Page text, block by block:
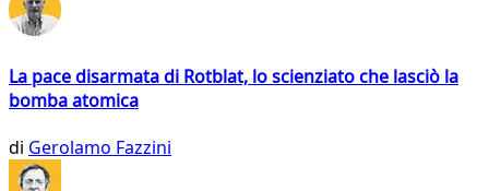
La pace disarmata di Rotblat, lo scienziato che lasciò la
bomba atomica
di Gerolamo Fazzini